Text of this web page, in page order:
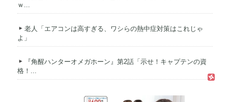
ｗ...
老人「エアコンは高すぎる、ワシらの熱中症対策はこれじゃ
よ」
『角醒ハンターオメガホーン』第2話「示せ！キャプテンの資
格！...